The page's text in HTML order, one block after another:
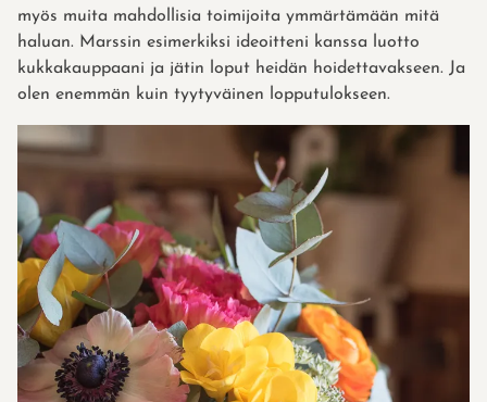
myös muita mahdollisia toimijoita ymmärtämään mitä
haluan. Marssin esimerkiksi ideoitteni kanssa luotto
kukkakauppaani ja jätin loput heidän hoidettavakseen. Ja
olen enemmän kuin tyytyväinen lopputulokseen.